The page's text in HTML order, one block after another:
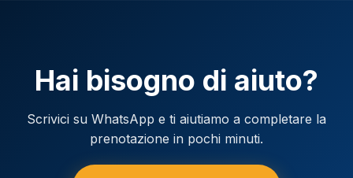
Hai bisogno di aiuto?
Scrivici su WhatsApp e ti aiutiamo a completare la
prenotazione in pochi minuti.